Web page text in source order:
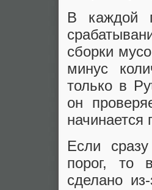
В каждой
сборки
минус
только в
он
начинается
Если
порог, то
сделано